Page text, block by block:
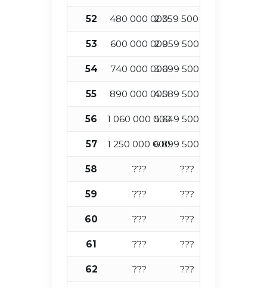
52 480 000 0002 359 500 000
53 600 000 0002 959 500 000
54 740 000 0003 699 500 000
55 890 000 0004 589 500 000
56 1 060 000 0005 649 500 000
57 1 250 000 0006 899 500 000
58 ??? ???
59 ??? ???
60 ??? ???
61 ??? ???
62 ??? ???